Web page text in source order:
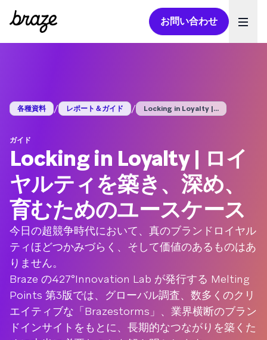
お問い合わせ
各種資料 / レポート＆ガイド / Locking in Loyalty |...
ガイド
Locking in Loyalty | ロイ
ヤルティを築き、深め、
育むためのユースケース
今日の超競争時代において、真のブランドロイヤル
ティほどつかみづらく、そして価値のあるものはあ
りません。
Braze の427°Innovation Lab が発行する Melting
Points 第3版では、グローバル調査、数多くのクリ
エイティブな「Brazestorms」、業界横断のブラン
ドインサイトをもとに、長期的なつながりを築くた